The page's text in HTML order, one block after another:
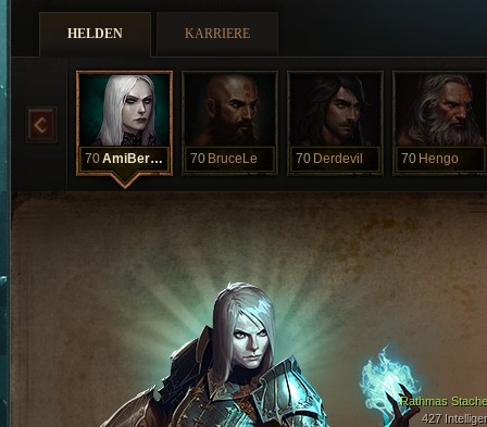
HELDEN KARRIERE
70 AmiBernhard 70 BruceLe 70 Derdevil 70 Hengo
Rathmas
427